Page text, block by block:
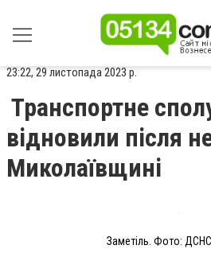
23:22, 29 листопада 2023 р.
Транспортне
відновили після
Миколаївщині
Заметіль. Фото: ДСНС